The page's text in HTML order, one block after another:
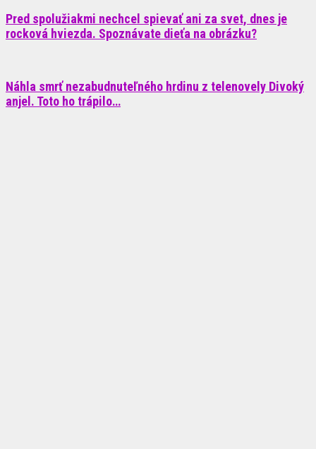
Pred spolužiakmi nechcel spievať ani za svet, dnes je
rocková hviezda. Spoznávate dieťa na obrázku?
Náhla smrť nezabudnuteľného hrdinu z telenovely Divoký
anjel. Toto ho trápilo…